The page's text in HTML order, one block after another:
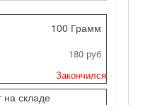
100 Грамм
180 руб
Закончился
на складе